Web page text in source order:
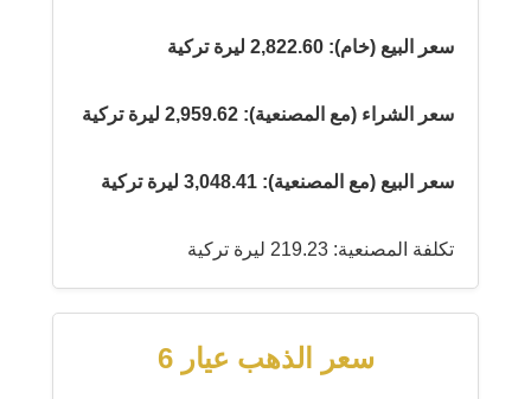
سعر البيع (خام): 2,822.60 ليرة تركية
سعر الشراء (مع المصنعية): 2,959.62 ليرة تركية
سعر البيع (مع المصنعية): 3,048.41 ليرة تركية
تكلفة المصنعية: 219.23 ليرة تركية
سعر الذهب عيار 6